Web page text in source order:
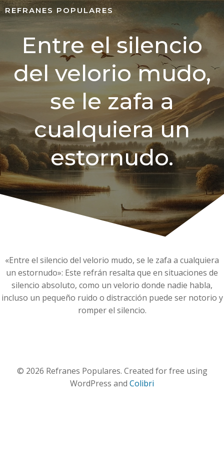
REFRANES POPULARES
Entre el silencio
del velorio mudo,
se le zafa a
cualquiera un
estornudo.
«Entre el silencio del velorio mudo, se le zafa a cualquiera
un estornudo»: Este refrán resalta que en situaciones de
silencio absoluto, como un velorio donde nadie habla,
incluso un pequeño ruido o distracción puede ser notorio y
romper el silencio.
© 2026 Refranes Populares. Created for free using
WordPress and Colibri